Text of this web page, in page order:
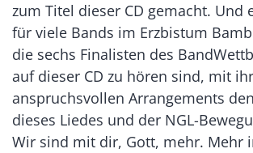
zum Titel dieser CD gemacht. Und
für viele Bands im Erzbistum
die sechs Finalisten des
auf dieser CD zu hören sind, mit
anspruchsvollen Arrangements
dieses Liedes und der NGL-
Wir sind mit dir, Gott, mehr. Mehr